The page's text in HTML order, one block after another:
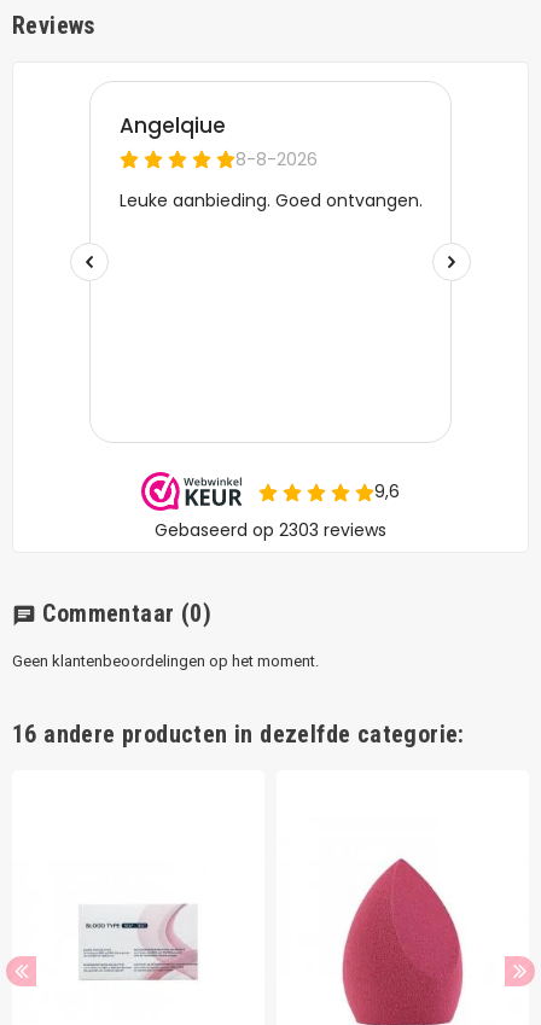
Reviews
chat Commentaar (0)
Geen klantenbeoordelingen op het moment.
16 andere producten in dezelfde categorie: